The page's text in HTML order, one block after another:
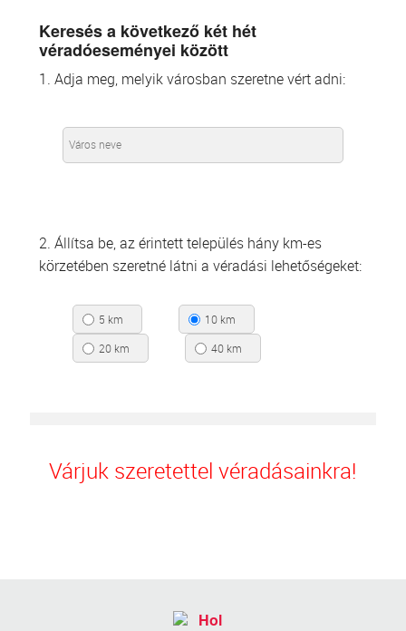
Keresés a következő két hét
véradóeseményei között
1. Adja meg, melyik városban szeretne vért adni:
2. Állítsa be, az érintett település hány km-es
körzetében szeretné látni a véradási lehetőségeket:
5 km
10 km
20 km
40 km
Várjuk szeretettel véradásainkra!